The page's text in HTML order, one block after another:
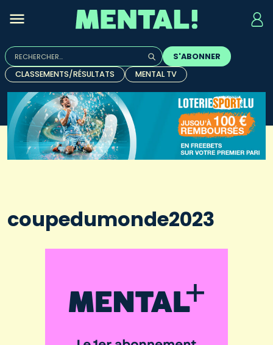
Rechercher :
Quand les résultats de l'auto-complétion sont
S'ABONNER
CLASSEMENTS/RÉSULTATS
MENTAL TV
coupedumonde2023